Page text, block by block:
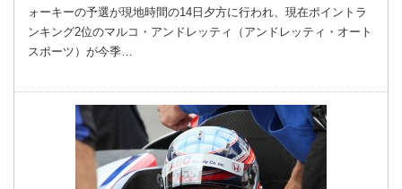
ォーキーの予選が現地時間の14日夕方に行われ、現在ポイントラ
ンキング2位のマルコ・アンドレッティ（アンドレッティ・オート
スポーツ）が今季…